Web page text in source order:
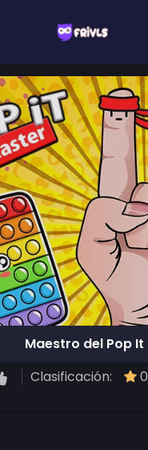
Maestro del Pop It
Clasificación: 0